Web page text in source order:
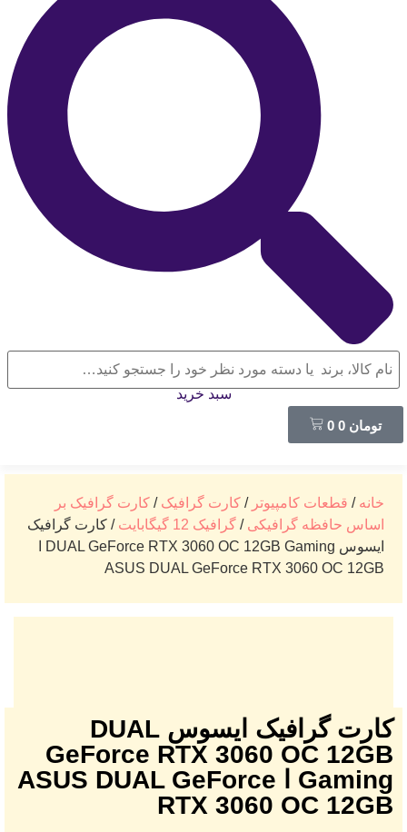
سبد خرید
تومان0
0
خانه/قطعات کامپیوتر /کارت گرافیک/کارت گرافیک بر
اساس حافظه گرافیکی /گرافیک 12 گیگابایت
/ کارت گرافیک
ایسوس DUAL GeForce RTX 3060 OC 12GB Gaming ا
ASUS DUAL GeForce RTX 3060 OC 12GB
کارت گرافیک ایسوس DUAL
GeForce RTX 3060 OC 12GB
Gaming ا ASUS DUAL GeForce
RTX 3060 OC 12GB